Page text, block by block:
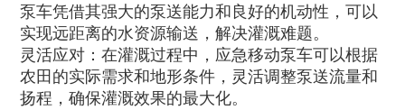
泵车凭借其强大的泵送能力和良好的机动性，可以
实现远距离的水资源输送，解决灌溉难题。
灵活应对：在灌溉过程中，应急移动泵车可以根据
农田的实际需求和地形条件，灵活调整泵送流量和
扬程，确保灌溉效果的最大化。